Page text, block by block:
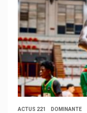
ACTUS 221 DOMINANTE